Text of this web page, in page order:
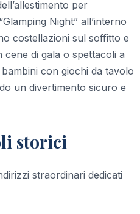
per
Night” all’interno
costellazioni sul soffitto e
di gala o spettacoli a
con giochi da tavolo
un divertimento sicuro e
storici
straordinari dedicati